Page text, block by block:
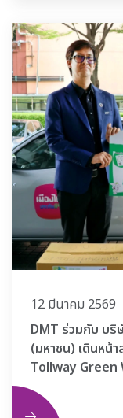
12 มีนาคม 2569
DMT ร่วมกับ บริ
(มหาชน) เดินหน้
Tollway Green